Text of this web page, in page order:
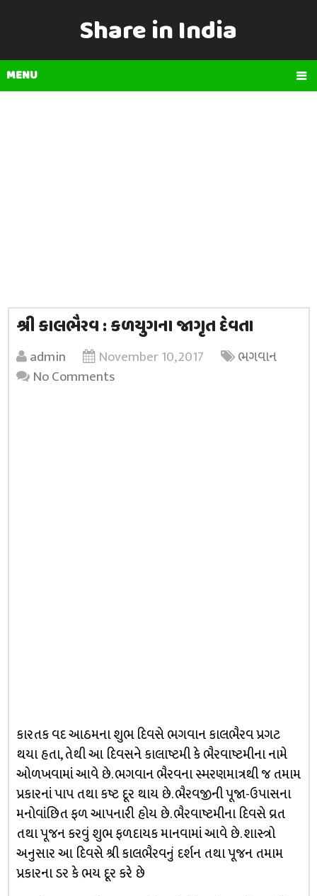
Share in India
MENU
શ્રી કાલભૈરવ : કળયુગના જાગૃત દેવતા
admin November 10, 2017
ભગવાન
No Comments
કારતક વદ આઠમના શુભ દિવસે ભગવાન કાલભૈરવ પ્રગટ
થયા હતા, તેથી આ દિવસને કાલાષ્ટમી કે ભૈરવાષ્ટમીના નામે
ઓળખવામાં આવે છે. ભગવાન ભૈરવના સ્મરણમાત્રથી જ તમામ
પ્રકારનાં પાપ તથા કષ્ટ દૂર થાય છે. ભૈરવજીની પૂજા-ઉપાસના
મનોવાંછિત ફળ આપનારી હોય છે. ભૈરવાષ્ટમીના દિવસે વ્રત
તથા પૂજન કરવું શુભ ફળદાયક માનવામાં આવે છે. શાસ્ત્રો
અનુસાર આ દિવસે શ્રી કાલભૈરવનું દર્શન તથા પૂજન તમામ
પ્રકારના ડર કે ભય દૂર કરે છે